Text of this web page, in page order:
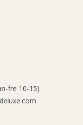
fre 10-15)